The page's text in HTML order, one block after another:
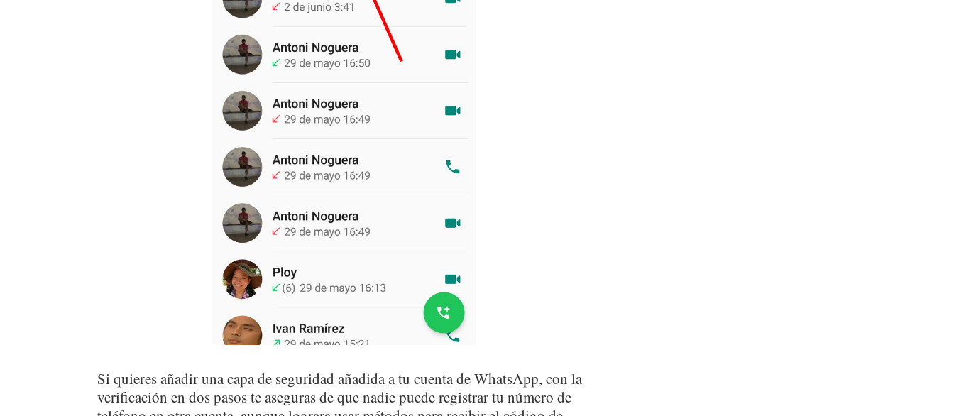
Si quieres añadir una capa de seguridad añadida a tu cuenta de WhatsApp, con la
verificación en dos pasos te aseguras de que nadie puede registrar tu número de